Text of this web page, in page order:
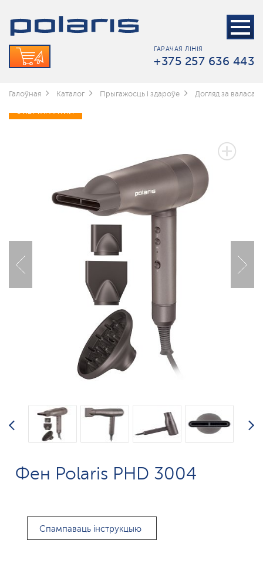
ГАРАЧАЯ ЛІНІЯ
+375 257 636 443
Галоўная Каталог Прыгажосць і здароўе Догляд за валасамі
5 ЛЕТ ГАРАНТИИ
Фен Polaris PHD 3004
Спампаваць інструкцыю